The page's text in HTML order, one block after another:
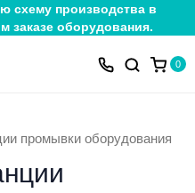
схему производства в
заказе оборудования.
0
промывки оборудования